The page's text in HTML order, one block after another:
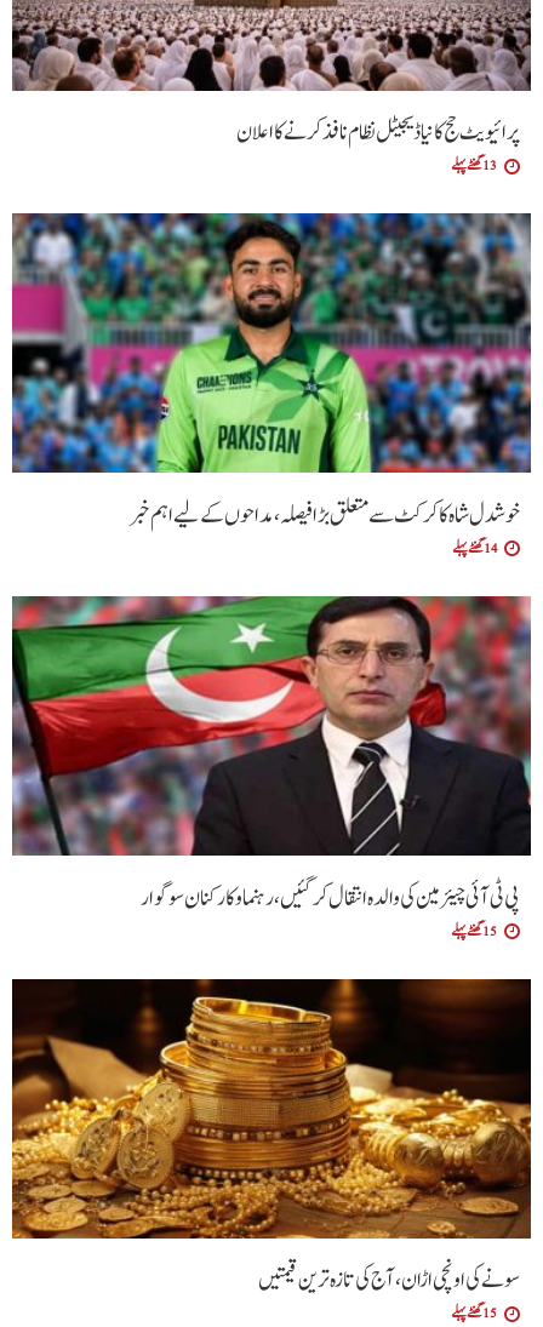
پرائیویٹ حج کا نیا ڈیجیٹل نظام نافذ کرنے کا اعلان
13 گھنٹے پہلے
خوشدل شاہ کا کرکٹ سے متعلق بڑا فیصلہ، مداحوں کے لیے اہم خبر
14 گھنٹے پہلے
پی ٹی آئی چیئرمین کی والدہ انتقال کرگئیں، رہنما و کارکنان سوگوار
15 گھنٹے پہلے
سونے کی اونچی اڑان، آج کی تازہ ترین قیمتیں
15 گھنٹے پہلے